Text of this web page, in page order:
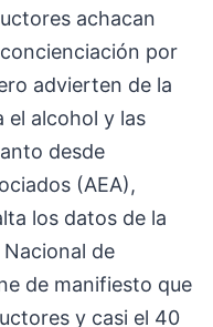
achacan
por
advierten de la
el alcohol y las
desde
(AEA),
los datos de la
de
de manifiesto que
y casi el 40